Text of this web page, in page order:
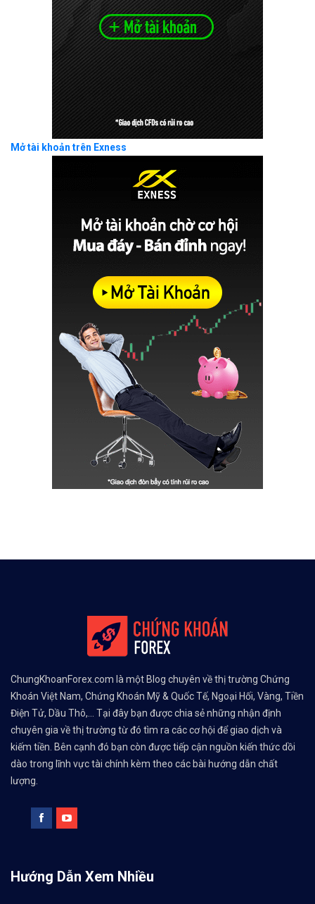
Mở tài khoản trên Exness
ChungKhoanForex.com là một Blog chuyên về thị trường Chứng
Khoán Việt Nam, Chứng Khoán Mỹ & Quốc Tế, Ngoại Hối, Vàng, Tiền
Điện Tử, Dầu Thô,... Tại đây bạn được chia sẻ những nhận định
chuyên gia về thị trường từ đó tìm ra các cơ hội để giao dịch và
kiếm tiền. Bên cạnh đó bạn còn được tiếp cận nguồn kiến thức dồi
dào trong lĩnh vực tài chính kèm theo các bài hướng dẫn chất
lượng.
Hướng Dẫn Xem Nhiều